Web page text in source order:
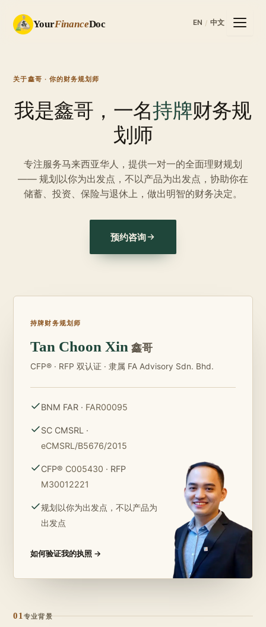
YourFinanceDoc EN / 中文
关于鑫哥 · 你的财务规划师
我是鑫哥，一名持牌财务规
划师
专注服务马来西亚华人，提供一对一的全面理财规划
—— 规划以你为出发点，不以产品为出发点，协助你在
储蓄、投资、保险与退休上，做出明智的财务决定。
预约咨询
持牌财务规划师
Tan Choon Xin 鑫哥
CFP® · RFP 双认证 · 隶属 FA Advisory Sdn. Bhd.
BNM FAR · FAR00095
SC CMSRL ·
eCMSRL/B5676/2015
CFP® C005430 · RFP
M30012221
规划以你为出发点，不以产品为
出发点
如何验证我的执照 →
01 专业背景